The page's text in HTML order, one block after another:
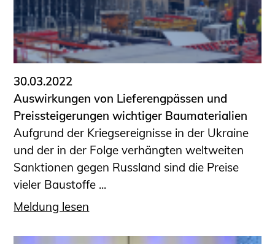
30.03.2022
Auswirkungen von Lieferengpässen und
Preissteigerungen wichtiger Baumaterialien
Aufgrund der Kriegsereignisse in der Ukraine
und der in der Folge verhängten weltweiten
Sanktionen gegen Russland sind die Preise
vieler Baustoffe ...
Meldung lesen